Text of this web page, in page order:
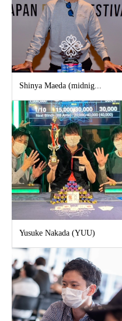
Shinya Maeda (midnig...
Yusuke Nakada (YUU)